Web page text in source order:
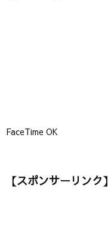
FaceTime OK
【スポンサーリンク】